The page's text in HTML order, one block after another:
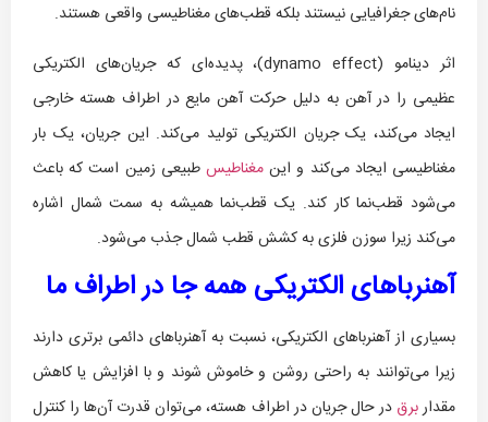
نام‌های جغرافیایی نیستند بلکه قطب‌های مغناطیسی واقعی هستند.
اثر دینامو (dynamo effect)، پدیده‌ای که جریان‌های الکتریکی
عظیمی را در آهن به دلیل حرکت آهن مایع در اطراف هسته خارجی
ایجاد می‌کند، یک جریان الکتریکی تولید می‌کند. این جریان، یک بار
مغناطیسی ایجاد می‌کند و این مغناطیس طبیعی زمین است که باعث
می‌شود قطب‌نما کار کند. یک قطب‌نما همیشه به سمت شمال اشاره
می‌کند زیرا سوزن فلزی به کشش قطب شمال جذب می‌شود.
آهنرباهای الکتریکی همه جا در اطراف ما
بسیاری از آهنرباهای الکتریکی، نسبت به آهنرباهای دائمی برتری دارند
زیرا می‌توانند به راحتی روشن و خاموش شوند و با افزایش یا کاهش
مقداربرق در حال جریان در اطراف هسته، می‌توان قدرت آن‌ها را کنترل